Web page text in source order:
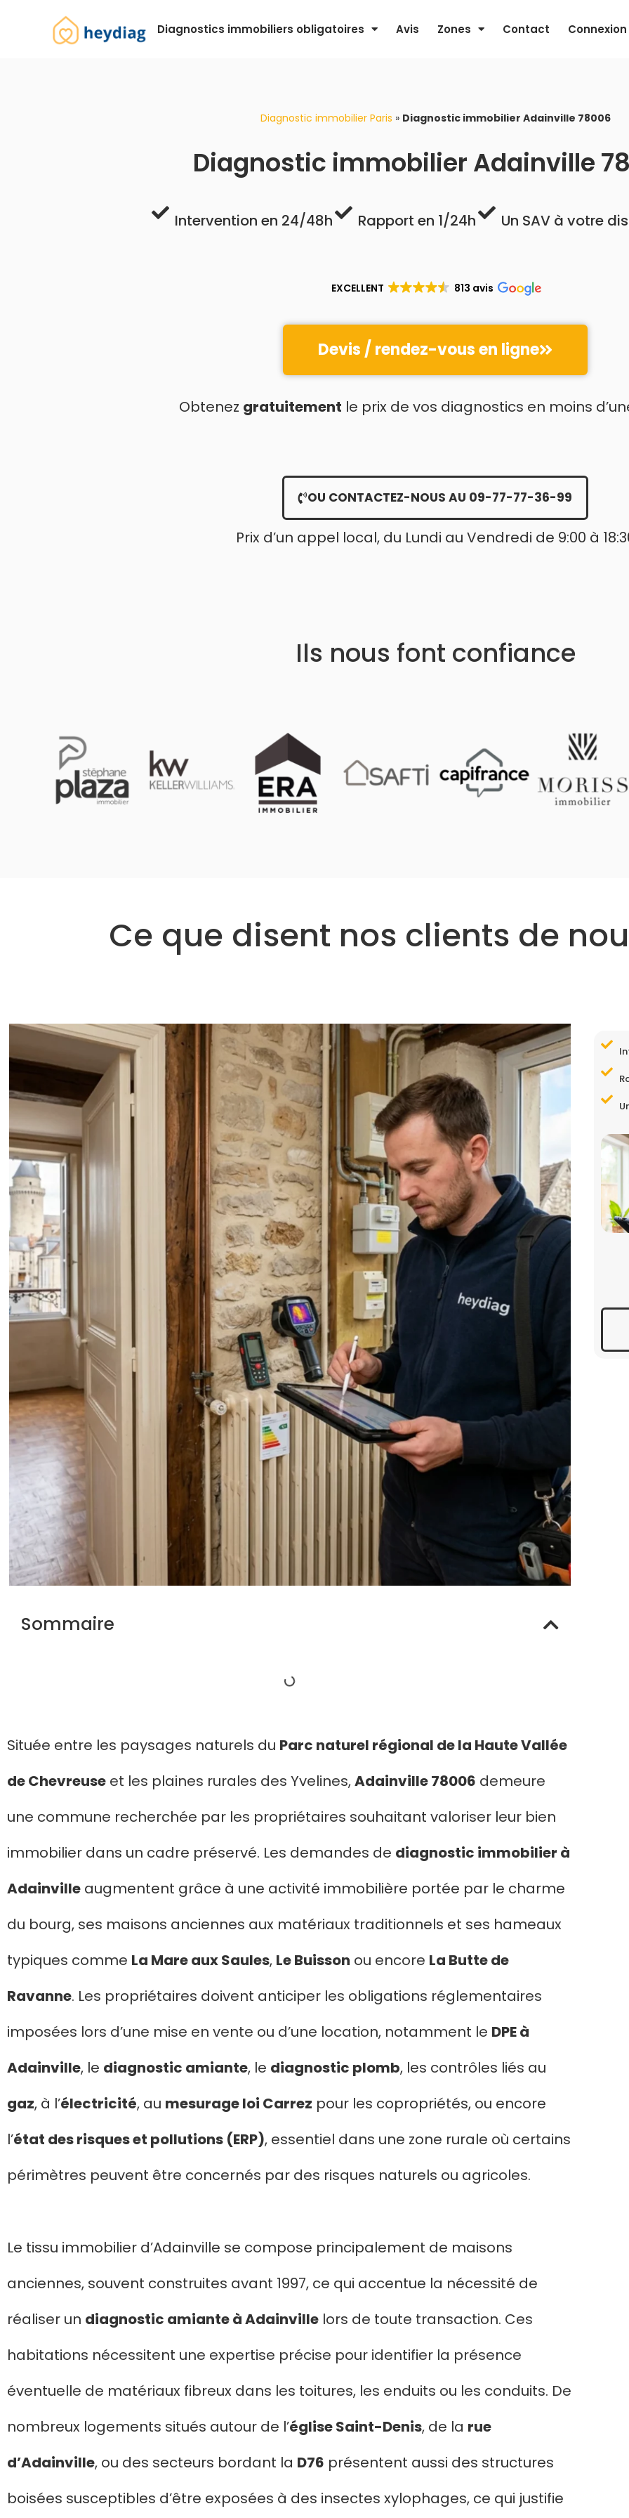
Diagnostics immobiliers obligatoires Avis Zones Contact Connexion
Diagnostic immobilier Paris » Diagnostic immobilier Adainville 78006
Diagnostic immobilier Adainville
Intervention en 24/48h Rapport en 1/24h Un SAV à votre
EXCELLENT 813 avis
Devis / rendez-vous en ligne
Obtenez gratuitement le prix de vos diagnostics en moins
OU CONTACTEZ-NOUS AU 09-77-77-36-99
Prix d’un appel local, du Lundi au Vendredi de 9:00 à
Ils nous font confiance
Ce que disent nos clients de
Sommaire
Située entre les paysages naturels du Parc naturel régional de la Haute Vallée
de Chevreuse et les plaines rurales des Yvelines,Adainville 78006 demeure
une commune recherchée par les propriétaires souhaitant valoriser leur bien
immobilier dans un cadre préservé. Les demandes de diagnostic immobilier à
Adainville augmentent grâce à une activité immobilière portée par le charme
du bourg, ses maisons anciennes aux matériaux traditionnels et ses hameaux
typiques comme La Mare aux Saules, Le Buisson ou encore La Butte de
Ravanne. Les propriétaires doivent anticiper les obligations réglementaires
imposées lors d’une mise en vente ou d’une location, notamment le DPE à
Adainville, le diagnostic amiante, le diagnostic plomb, les contrôles liés au
gaz, à l’électricité, au mesurage loi Carrez pour les copropriétés, ou encore
l’état des risques et pollutions (ERP), essentiel dans une zone rurale où certains
périmètres peuvent être concernés par des risques naturels ou agricoles.
Le tissu immobilier d’Adainville se compose principalement de maisons
anciennes, souvent construites avant 1997, ce qui accentue la nécessité de
réaliser un diagnostic amiante à Adainville lors de toute transaction. Ces
habitations nécessitent une expertise précise pour identifier la présence
éventuelle de matériaux fibreux dans les toitures, les enduits ou les conduits. De
nombreux logements situés autour de l’église Saint-Denis, de la rue
d’Adainville, ou des secteurs bordant la D76 présentent aussi des structures
boisées susceptibles d’être exposées à des insectes xylophages, ce qui justifie